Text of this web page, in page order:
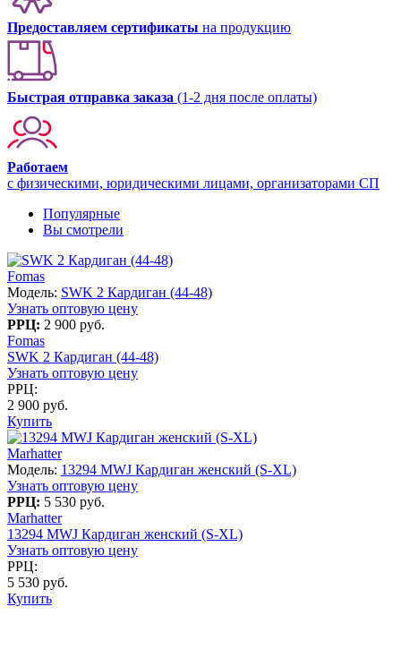
Предоставляем сертификаты на продукцию
Быстрая отправка заказа (1-2 дня после оплаты)
Работаем
с физическими, юридическими лицами, организаторами СП
Популярные
Вы смотрели
Fomas
Модель: SWK 2 Кардиган (44-48)
Узнать оптовую цену
РРЦ: 2 900 руб.
Fomas
SWK 2 Кардиган (44-48)
Узнать оптовую цену
РРЦ:
2 900 руб.
Купить
Marhatter
Модель: 13294 MWJ Кардиган женский (S-XL)
Узнать оптовую цену
РРЦ: 5 530 руб.
Marhatter
13294 MWJ Кардиган женский (S-XL)
Узнать оптовую цену
РРЦ:
5 530 руб.
Купить